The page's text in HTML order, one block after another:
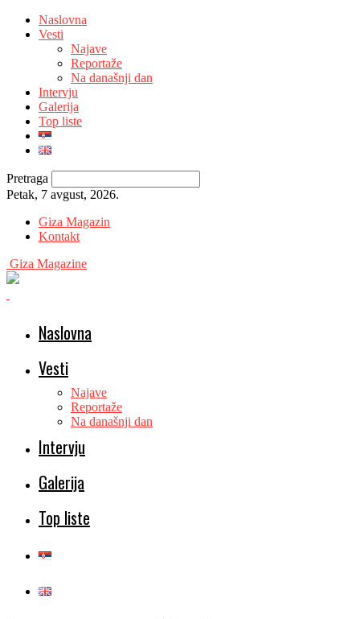
Naslovna
Vesti
Najave
Reportaže
Na današnji dan
Intervju
Galerija
Top liste
Pretraga
Petak, 7 avgust, 2026.
Giza Magazin
Kontakt
Giza Magazine
Naslovna
Vesti
Najave
Reportaže
Na današnji dan
Intervju
Galerija
Top liste